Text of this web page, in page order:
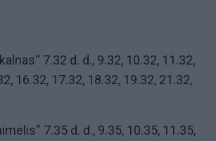
7.32 d. d., 9.32, 10.32, 11.32,
16.32, 17.32, 18.32, 19.32, 21.32,
7.35 d. d., 9.35, 10.35, 11.35,